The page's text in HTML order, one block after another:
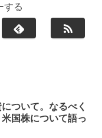
する
ついて。なるべく
国株について語っ